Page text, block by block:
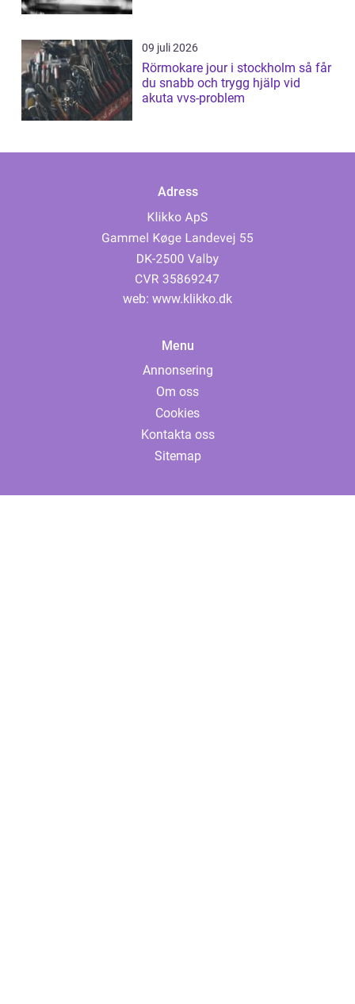
09 juli 2026
Rörmokare jour i stockholm så får
du snabb och trygg hjälp vid
akuta vvs-problem
Adress
web: www.klikko.dk
Menu
Annonsering
Om oss
Cookies
Kontakta oss
Sitemap